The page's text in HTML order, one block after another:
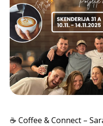
☕ Coffee & Connect –